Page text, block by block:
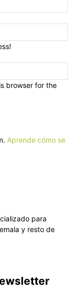
browser for the
Aprende cómo se
para
y resto de